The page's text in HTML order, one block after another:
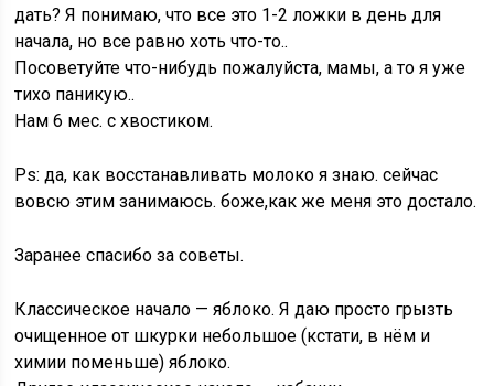
дать? Я понимаю, что все это 1-2 ложки в день для
начала, но все равно хоть что-то..
Посоветуйте что-нибудь пожалуйста, мамы, а то я уже
тихо паникую..
Нам 6 мес. с хвостиком.
Ps: да, как восстанавливать молоко я знаю. сейчас
вовсю этим занимаюсь. боже,как же меня это достало.
Заранее спасибо за советы.
Классическое начало — яблоко. Я даю просто грызть
очищенное от шкурки небольшое (кстати, в нём и
химии поменьше) яблоко.